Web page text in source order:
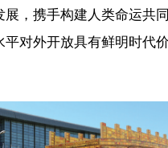
展，携手构建人类命运共
平对外开放具有鲜明时代